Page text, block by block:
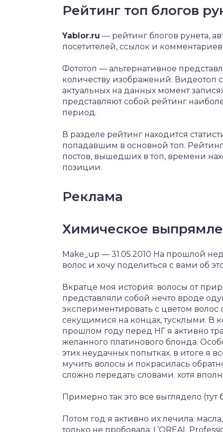
Рейтинг топ блогов
Yablor.ru — рейтинг блогов рунета,
посетителей, ссылок и
Фототоп — альтернативное
количеству изображений.
актуальных на данных момент
представляют собой рейтинг
период.
В разделе рейтинг находится
попадавшим в основной топ.
постов, вышедших в топ, времени
позиции.
Реклама
Химическое
Make_up — 31.05.2010 На прошлой
волос и хочу поделиться с вами об
Вкратце моя история: волосы от
представляли собой нечто вроде
экспериментировать с цветом волос
секущимися на концах, тусклыми. В
прошлом году перед НГ я активно
желанного платинового блонда.
этих неудачных попытках. в итоге я
мучить волосы и покрасилась
сложно передать словами. хотя
Примерно так это все выглядело (тут
Потом год я активно их лечила:
только не пробовала: L’OREAL